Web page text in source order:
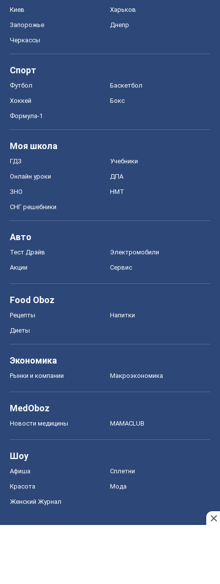
Киев Харьков
Запорожье Днепр
Черкассы
Спорт
Футбол Баскетбол
Хоккей Бокс
Формула-1
Моя школа
ГДЗ Учебники
Онлайн уроки ДПА
ЗНО НМТ
СНГ решебники
Авто
Тест Драйв Электромобили
Акции Сервис
Food Oboz
Рецепты Напитки
Диеты
Экономика
Рынки и компании Mакроэкономика
MedOboz
Новости медицины MAMACLUB
Шоу
Афиша Сплетни
Красота Мода
Женский Журнал